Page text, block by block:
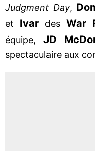
Judgment Day,
et Ivar des War
équipe, JD
spectaculaire aux